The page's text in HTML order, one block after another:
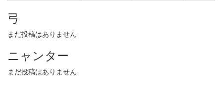
弓
まだ投稿はありません
ニャンター
まだ投稿はありません